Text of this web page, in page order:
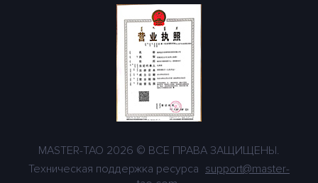
MASTER-TAO 2026 © ВСЕ ПРАВА ЗАЩИЩЕНЫ.
Техническая поддержка ресурса support@master-